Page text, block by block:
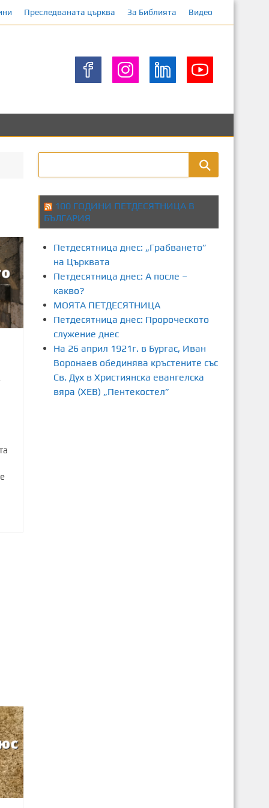
Преследваната църква За Библията Видео
100 ГОДИНИ ПЕТДЕСЯТНИЦА В
БЪЛГАРИЯ
Петдесятница днес: „Грабването”
на Църквата
Петдесятница днес: А после –
какво?
МОЯТА ПЕТДЕСЯТНИЦА
Петдесятница днес: Пророческото
служение днес
На 26 април 1921г. в Бургас, Иван
Воронаев обединява кръстените със
Св. Дух в Християнска евангелска
вяра (ХЕВ) „Пентекостел”